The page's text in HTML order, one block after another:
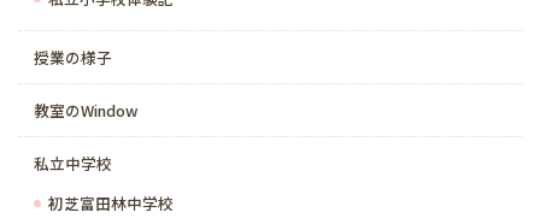
授業の様子
教室のWindow
私立中学校
初芝富田林中学校